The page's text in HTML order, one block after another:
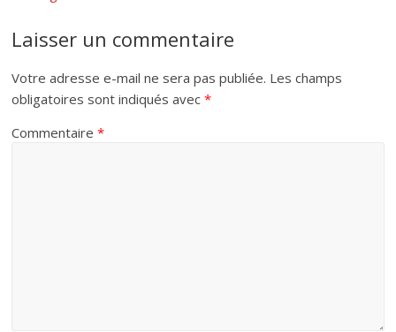
Laisser un commentaire
Votre adresse e-mail ne sera pas publiée. Les champs
obligatoires sont indiqués avec*
Commentaire*